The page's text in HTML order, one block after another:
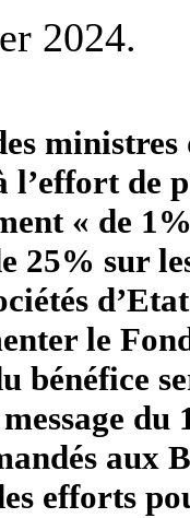
2024.
ministres
l’effort
« de
25% sur
le
bénéfice
aux
efforts